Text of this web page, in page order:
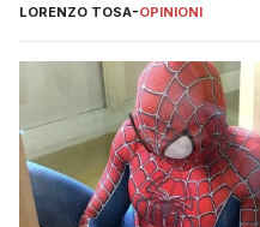
LORENZO TOSA-OPINIONI